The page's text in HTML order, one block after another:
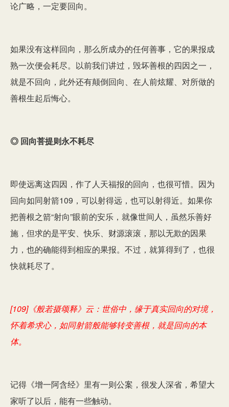
论广略，一定要回向。
如果没有这样回向，那么所成办的任何善事，它的果报成
熟一次便会耗尽。以前我们讲过，毁坏善根的四因之一，
就是不回向，此外还有颠倒回向、在人前炫耀、对所做的
善根生起后悔心。
◎ 回向菩提则永不耗尽
即使远离这四因，作了人天福报的回向，也很可惜。因为
回向如同射箭109 ，可以射得远，也可以射得近。如果你
把善根之箭“射向”眼前的安乐，就像世间人，虽然乐善好
施，但求的是平安、快乐、财源滚滚，那以无欺的因果
力，也的确能得到相应的果报。不过，就算得到了，也很
快就耗尽了。
[109]《般若摄颂释》云：世俗中，缘于真实回向的对境，
怀着希求心，如同射箭般能够转变善根，就是回向的本
体。
记得《增一阿含经》里有一则公案，很发人深省，希望大
家听了以后，能有一些触动。